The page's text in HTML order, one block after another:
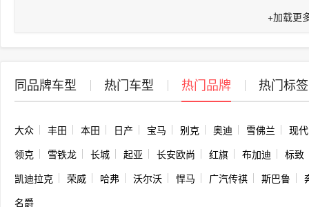
+加载更
同品牌车型 热门车型 热门品牌 热门标签
大众 丰田 本田 日产 宝马 别克 奥迪 雪佛兰
现代
领克
雪铁龙 长城 起亚 长安欧尚 红旗 布加迪
标致
凯迪拉克
荣威 哈弗 沃尔沃 悍马 广汽传祺 斯巴鲁
名爵